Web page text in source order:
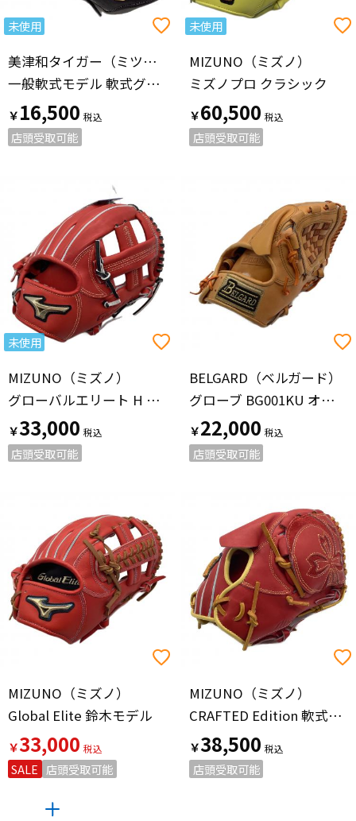
未使用
美津和タイガー（ミツワタイガー）
一般軟式モデル 軟式グローブ RGT20FWM0F-207H ブラック
￥16,500
店頭受取可能
未使用
MIZUNO（ミズノ）
ミズノプロ クラシック
￥60,500
店頭受取可能
未使用
MIZUNO（ミズノ）
グローバルエリート H Selection03
￥33,000
店頭受取可能
BELGARD（ベルガード）
グローブ BG001KU オレンジ
￥22,000
店頭受取可能
MIZUNO（ミズノ）
Global Elite 鈴木モデル
￥33,000
SALE 店頭受取可能
MIZUNO（ミズノ）
CRAFTED Edition 軟式グローブ 1AJGR32021 MIZUNO PRO レッド×ゴールド
￥38,500
店頭受取可能